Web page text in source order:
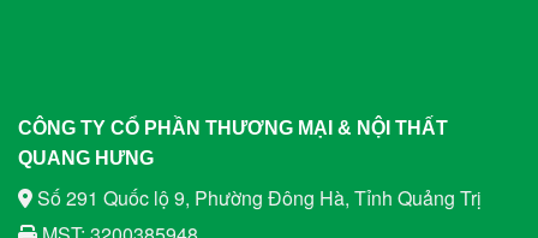
CÔNG TY CỔ PHẦN THƯƠNG MẠI & NỘI THẤT
QUANG HƯNG
Số 291 Quốc lộ 9, Phường Đông Hà, Tỉnh Quảng Trị